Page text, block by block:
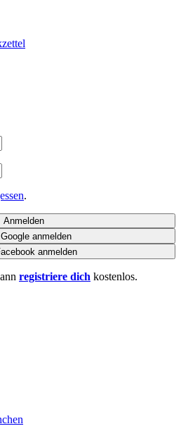
.
Anmelden
anmelden
anmelden
registriere dich kostenlos.